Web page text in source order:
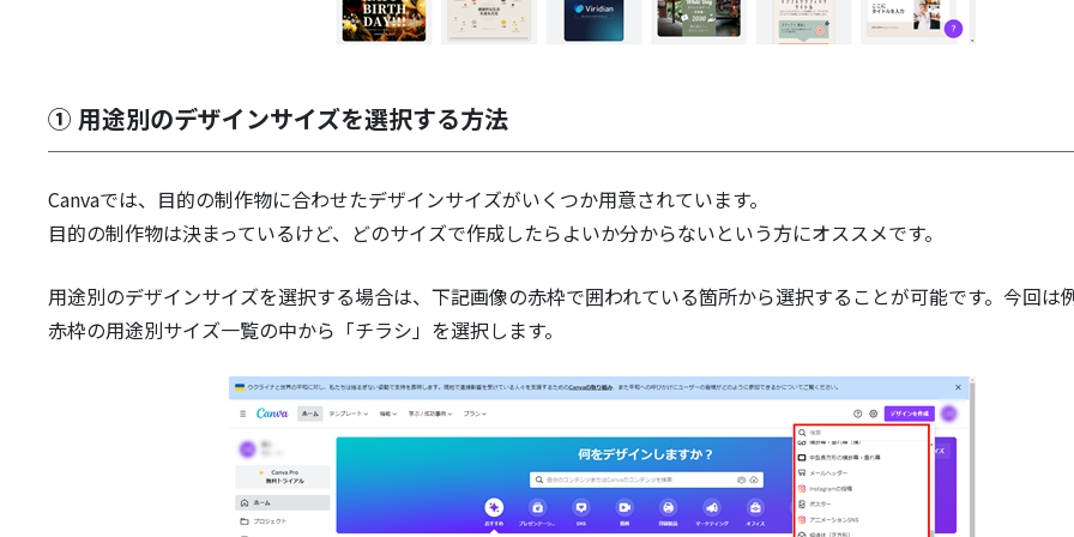
① 用途別のデザインサイズを選択する方法
Canvaでは、目的の制作物に合わせたデザインサイズがいくつか用意されています。
目的の制作物は決まっているけど、どのサイズで作成したらよいか分からないという方にオススメです。
用途別のデザインサイズを選択する場合は、下記画像の赤枠で囲われている箇所から選択することが可能です。今回は
赤枠の用途別サイズ一覧の中から「チラシ」を選択します。